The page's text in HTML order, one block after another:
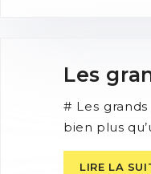
Les
# Les
bien plus
LIRE LA